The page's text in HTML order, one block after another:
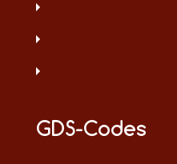
GDS-Codes